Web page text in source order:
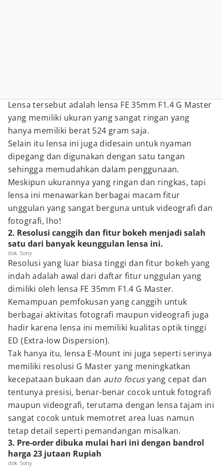
Lensa tersebut adalah lensa FE 35mm F1.4 G Master
yang memiliki ukuran yang sangat ringan yang
hanya memiliki berat 524 gram saja.
Selain itu lensa ini juga didesain untuk nyaman
dipegang dan digunakan dengan satu tangan
sehingga memudahkan dalam penggunaan.
Meskipun ukurannya yang ringan dan ringkas, tapi
lensa ini menawarkan berbagai macam fitur
unggulan yang sangat berguna untuk videografi dan
fotografi, lho!
2. Resolusi canggih dan fitur bokeh menjadi salah
satu dari banyak keunggulan lensa ini.
dok. Sony
Resolusi yang luar biasa tinggi dan fitur bokeh yang
indah adalah awal dari daftar fitur unggulan yang
dimiliki oleh lensa FE 35mm F1.4 G Master.
Kemampuan pemfokusan yang canggih untuk
berbagai aktivitas fotografi maupun videografi juga
hadir karena lensa ini memiliki kualitas optik tinggi
ED (Extra-low Dispersion).
Tak hanya itu, lensa E-Mount ini juga seperti serinya
memiliki resolusi G Master yang meningkatkan
kecepataan bukaan dan auto focusyang cepat dan
tentunya presisi, benar-benar cocok untuk fotografi
maupun videografi, terutama dengan lensa tajam ini
sangat cocok untuk memotret area luas namun
tetap detail seperti pemandangan misalkan.
3. Pre-order dibuka mulai hari ini dengan bandrol
harga 23 jutaan Rupiah
dok. Sony